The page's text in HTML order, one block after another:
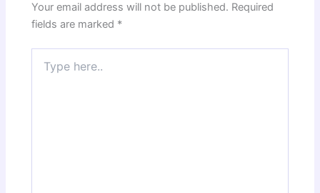
Your email address will not be published. Required
fields are marked *
here..